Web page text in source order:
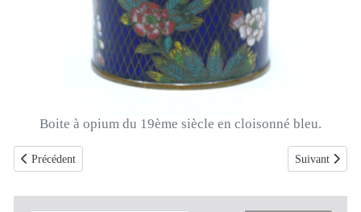
Boite à opium du 19ème siècle en cloisonné bleu.
Article précédent : Boite à opium en cloisonné bleu clair datable du
Précédent Article
Suivant